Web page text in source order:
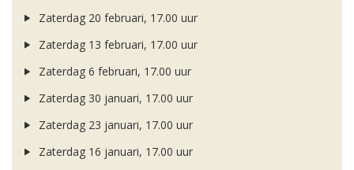
Zaterdag 20 februari, 17.00 uur
Zaterdag 13 februari, 17.00 uur
Zaterdag 6 februari, 17.00 uur
Zaterdag 30 januari, 17.00 uur
Zaterdag 23 januari, 17.00 uur
Zaterdag 16 januari, 17.00 uur